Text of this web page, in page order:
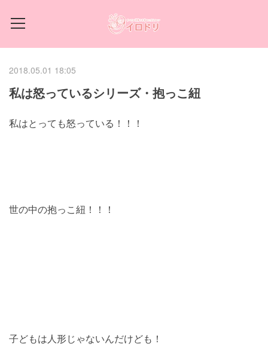
2018.05.01 18:05
私は怒っているシリーズ・抱っこ紐
私はとっても怒っている！！！
世の中の抱っこ紐！！！
子どもは人形じゃないんだけども！